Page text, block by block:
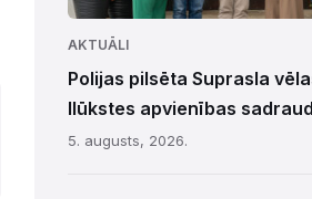
AKTUĀLI
Polijas pilsēta Suprasla
Ilūkstes apvienības
5. augusts, 2026.